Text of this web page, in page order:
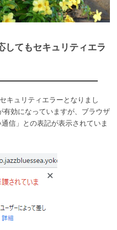
してもセキュリティエラ
キュリティエラーとなりまし
有効になっていますが、ブラウザ
信」との表記が表示されていま